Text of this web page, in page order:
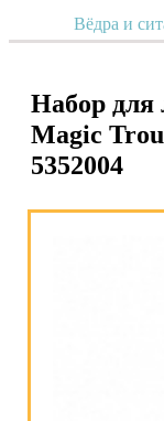
Вёдра и
Набор для
Magic
5352004